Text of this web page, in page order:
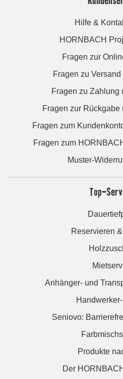
Hilfe &
HORNBACH
Fragen zur
Fragen zu
Fragen zu Zahlung
Fragen zur
Fragen zum
Fragen zum
Muster-
Top-
Reservieren
Anhänger- und
Seniovo:
Produkte
Der